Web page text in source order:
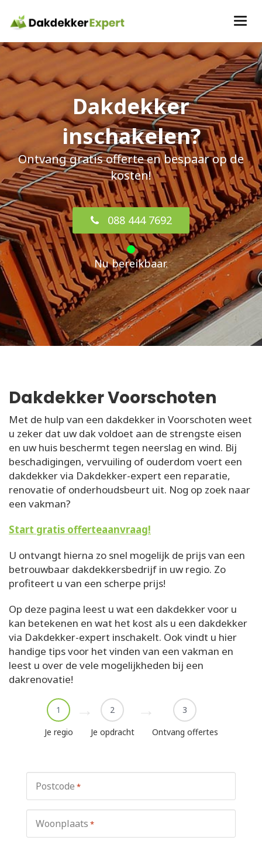
Dakdekker
inschakelen?
Ontvang gratis offerte en bespaar op de
kosten!
088 444 7692
Nu bereikbaar.
Dakdekker Voorschoten
Met de hulp van een dakdekker in Voorschoten weet
u zeker dat uw dak voldoet aan de strengste eisen
en uw huis beschermt tegen neerslag en wind. Bij
beschadigingen, vervuiling of ouderdom voert een
dakdekker via Dakdekker-expert een reparatie,
renovatie of onderhoudsbeurt uit. Nog op zoek naar
een vakman?
Start gratis offerteaanvraag!
U ontvangt hierna zo snel mogelijk de prijs van een
betrouwbaar dakdekkersbedrijf in uw regio. Zo
profiteert u van een scherpe prijs!
Op deze pagina leest u wat een dakdekker voor u
kan betekenen en wat het kost als u een dakdekker
via Dakdekker-expert inschakelt. Ook vindt u hier
handige tips voor het vinden van een vakman en
leest u over de vele mogelijkheden bij een
dakrenovatie!
1
Je regio
2
Je opdracht
3
Ontvang offertes
Postcode *
Woonplaats *